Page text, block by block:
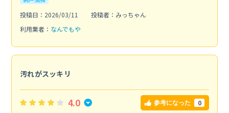
投稿日：2026/03/11
投稿者：みっちゃん
利用業者： なんでもや
汚れがスッキリ
4.0 参考になった 0